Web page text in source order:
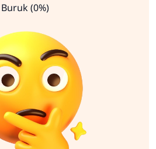
Buruk (0%)